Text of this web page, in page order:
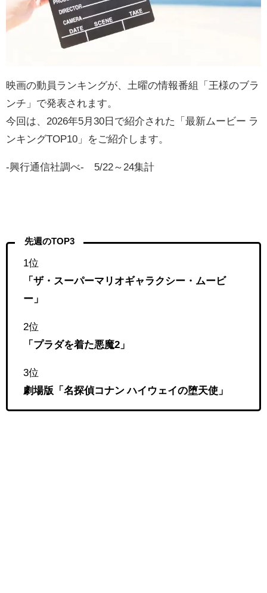
映画の動員ランキングが、土曜の情報番組「王様のブラ
ンチ」で発表されます。
今回は、2026年5月30日で紹介された「最新ムービー ラ
ンキングTOP10」をご紹介します。
-興行通信社調べ- 5/22～24集計
先週のTOP3
1位
「ザ・スーパーマリオギャラクシー・ムービ
ー」
2位
「プラダを着た悪魔2」
3位
劇場版「名探偵コナン ハイウェイの堕天使」